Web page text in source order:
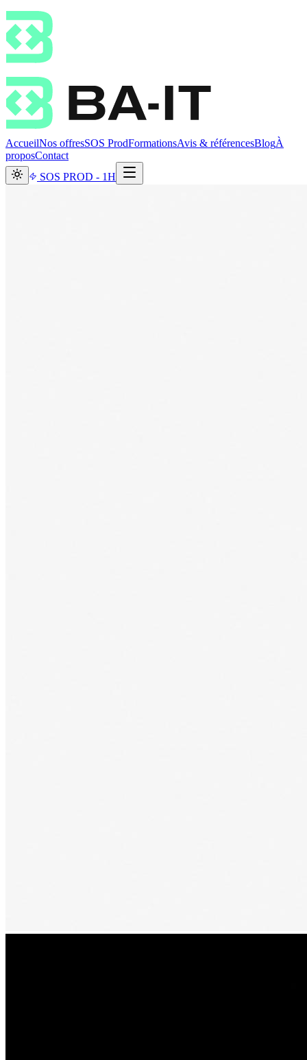
AccueilNos offresSOS ProdFormationsAvis & référencesBlogÀ
proposContact
SOS PROD - 1H